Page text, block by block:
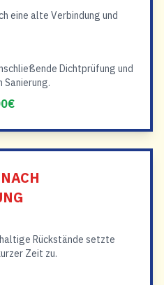
eine alte Verbindung und
Dichtprüfung und
Sanierung.
Rückstände setzte
Zeit zu.